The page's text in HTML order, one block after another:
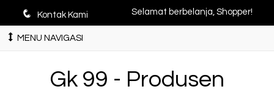
q Kontak Kami Selamat berbelanja, Shopper!
MENU NAVIGASI
Gk 99 - Produsen